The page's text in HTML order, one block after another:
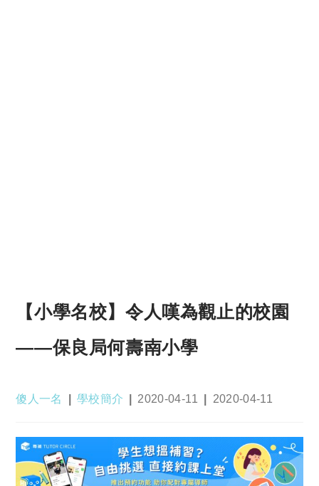
【小學名校】令人嘆為觀止的校園
——保良局何壽南小學
Post
傻人一名
Post
學校簡介
Post
2020-04-11
Post
2020-04-11